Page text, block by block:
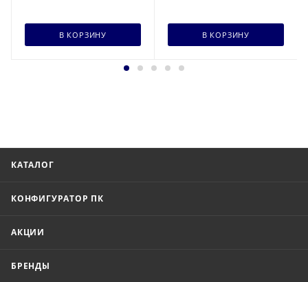
В КОРЗИНУ В КОРЗИНУ
КАТАЛОГ
КОНФИГУРАТОР ПК
АКЦИИ
БРЕНДЫ